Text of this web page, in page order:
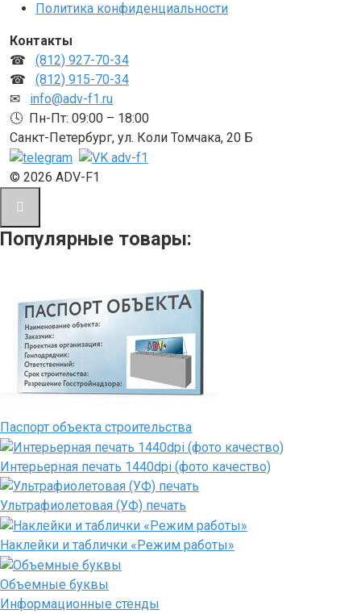
Политика конфиденциальности
Контакты
☎ (812) 927-70-34
☎ (812) 915-70-34
✉ info@adv-f1.ru
🕓 Пн-Пт: 09:00 – 18:00
Санкт-Петербург, ул. Коли Томчака, 20 Б
© 2026 ADV-F1
Популярные товары:
Паспорт объекта строительства
Интерьерная печать 1440dpi (фото качество)
Ультрафиолетовая (УФ) печать
Наклейки и таблички «Режим работы»
Объемные буквы
Информационные стенды